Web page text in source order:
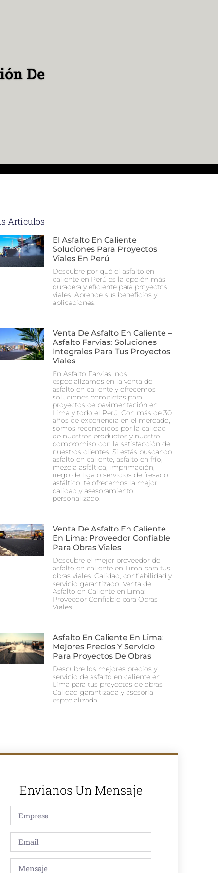
De
Artículos
El Asfalto En Caliente
Soluciones Para Proyectos
Viales En Perú
Descubre por qué el asfalto en
caliente en Perú es la opción más
duradera y eficiente para proyectos
viales. Aprende sus beneficios y
aplicaciones.
Venta De Asfalto En Caliente –
Asfalto Farvias: Soluciones
Integrales Para Tus Proyectos
Viales
En Asfalto Farvias, nos
especializamos en la venta de
asfalto en caliente y ofrecemos
soluciones completas para
proyectos de pavimentación en
Lima y todo el Perú. Con más de 30
años de experiencia en el mercado,
somos reconocidos por la calidad
de nuestros productos y nuestro
compromiso con la satisfacción de
nuestros clientes. Si estás buscando
asfalto en caliente, asfalto en frío,
mezcla asfáltica, imprimación,
riego de liga o servicios de fresado
asfáltico, te ofrecemos la mejor
calidad y asesoramiento
personalizado.
Venta De Asfalto En Caliente
En Lima: Proveedor Confiable
Para Obras Viales
Descubre el mejor proveedor de
asfalto en caliente en Lima para tus
obras viales. Calidad, confiabilidad y
servicio garantizado. Venta de
Asfalto en Caliente en Lima:
Proveedor Confiable para Obras
Viales
Asfalto En Caliente En Lima:
Mejores Precios Y Servicio
Para Proyectos De Obras
Descubre los mejores precios y
servicio de asfalto en caliente en
Lima para tus proyectos de obras.
Calidad garantizada y asesoría
especializada.
Envianos Un Mensaje